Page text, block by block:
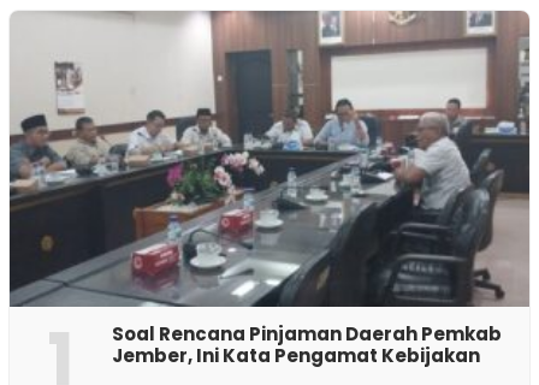
1
‎Soal Rencana Pinjaman Daerah Pemkab
Jember, Ini Kata Pengamat Kebijakan ‎